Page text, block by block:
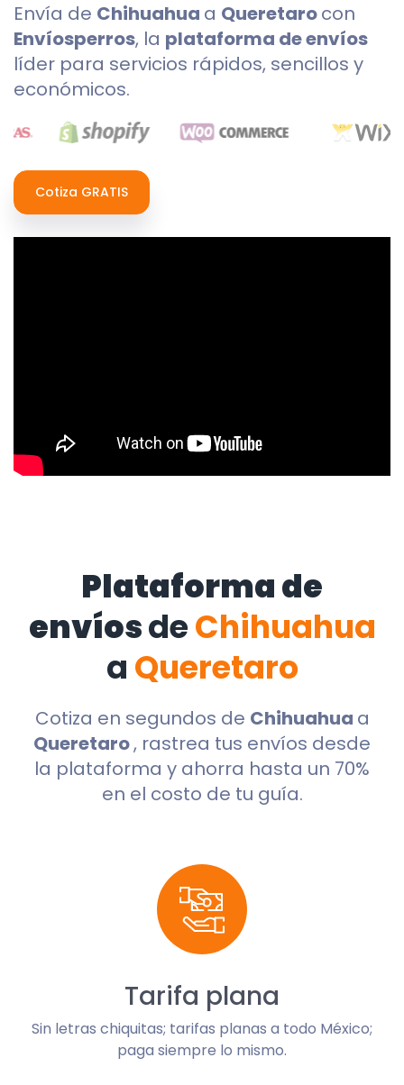
Envía de Chihuahua a Queretarocon
Envíosperros, la plataforma de envíos
líder para servicios rápidos, sencillos y
económicos.
Cotiza GRATIS
Plataforma de
envíosdeChihuahua
a Queretaro
Cotiza en segundos de Chihuahua a
Queretaro, rastrea tus envíos desde
la plataforma y ahorra hasta un 70%
en el costo de tu guía.
Tarifa plana
Sin letras chiquitas; tarifas planas a todo México;
paga siempre lo mismo.